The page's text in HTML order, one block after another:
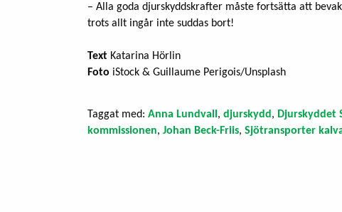
– Alla goda djurskyddskrafter måste fortsätta att
trots allt ingår inte suddas bort!
Text Katarina Hörlin
Foto iStock & Guillaume Perigois/Unsplash
Taggat med: Anna Lundvall , djurskydd , Djurskyddet
kommissionen, Johan Beck-Friis, Sjötransporter